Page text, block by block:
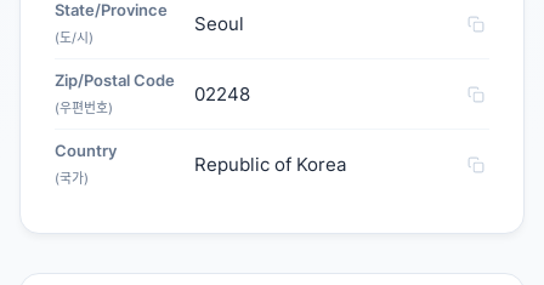
State/Province
(도/시)
Seoul
Zip/Postal Code
(우편번호)
02248
Country
(국가)
Republic of Korea